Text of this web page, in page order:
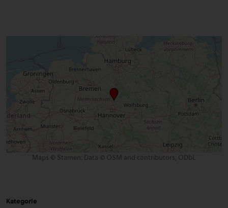
Maps © Stamen; Data © OSM and contributors, ODbL
Kategorie